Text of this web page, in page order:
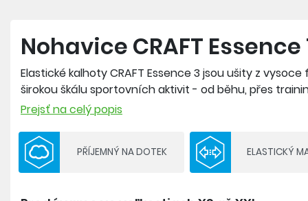
Nohavice CRAFT
Elastické kalhoty CRAFT Essence 3 jsou ušity z
širokou škálu sportovních aktivit - od běhu, přes
kombinuje v optimálním poměru recyklovaný polyamid
šňůrka ke stažení. Na obou stranách stehen jsou
nebo jiných drobností.
Prejsť na celý popis
PŘÍJEMNÝ NA DOTEK ELASTICKÝ